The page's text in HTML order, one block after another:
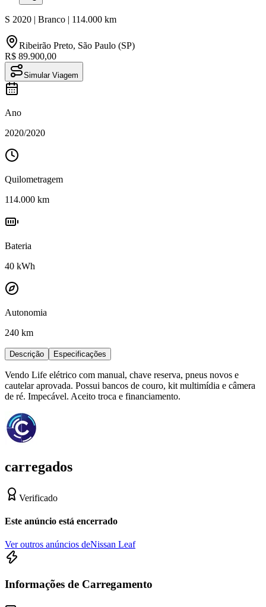
S 2020 | Branco | 114.000 km
Ribeirão Preto, São Paulo (SP)
R$ 89.900,00
Simular Viagem
Ano
2020/2020
Quilometragem
114.000 km
Bateria
40 kWh
Autonomia
240 km
Descrição Especificações
Vendo Life elétrico com manual, chave reserva, pneus novos e
cautelar aprovada. Possui bancos de couro, kit multimídia e câmera
de ré. Impecável. Aceito troca e financiamento.
carregados
Verificado
Este anúncio está encerrado
Ver outros anúncios deNissan Leaf
Informações de Carregamento